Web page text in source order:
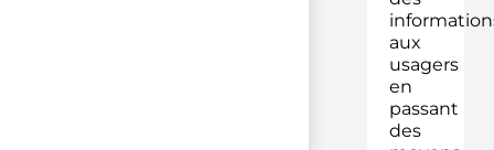
aux
usagers
en
passant
des